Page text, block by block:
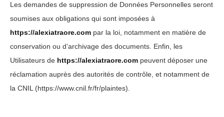
Les demandes de suppression de Données Personnelles seront
soumises aux obligations qui sont imposées à
https://alexiatraore.com par la loi, notamment en matière de
conservation ou d’archivage des documents. Enfin, les
Utilisateurs de https://alexiatraore.com peuvent déposer une
réclamation auprès des autorités de contrôle, et notamment de
la CNIL (https://www.cnil.fr/fr/plaintes).